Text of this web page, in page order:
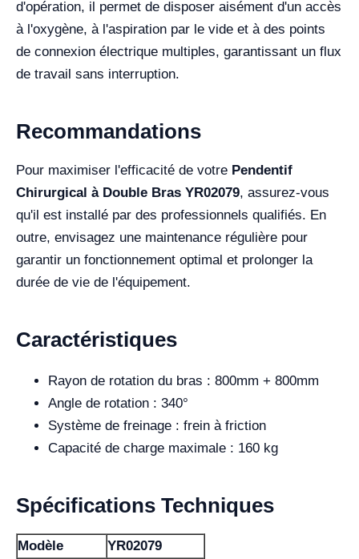
d'opération, il permet de disposer aisément d'un accès
à l'oxygène, à l'aspiration par le vide et à des points
de connexion électrique multiples, garantissant un flux
de travail sans interruption.
Recommandations
Pour maximiser l'efficacité de votre Pendentif
Chirurgical à Double Bras YR02079, assurez-vous
qu'il est installé par des professionnels qualifiés. En
outre, envisagez une maintenance régulière pour
garantir un fonctionnement optimal et prolonger la
durée de vie de l'équipement.
Caractéristiques
Rayon de rotation du bras : 800mm + 800mm
Angle de rotation : 340°
Système de freinage : frein à friction
Capacité de charge maximale : 160 kg
Spécifications Techniques
Modèle
YR02079